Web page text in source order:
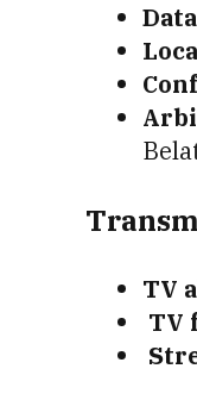
TV
TV